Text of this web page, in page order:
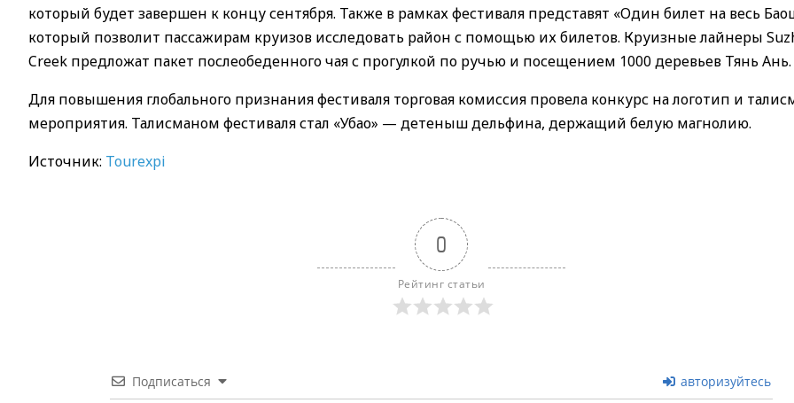
который будет завершен к концу сентября. Также в рамках фестиваля представят «Один билет на весь
который позволит пассажирам круизов исследовать район с помощью их билетов. Круизные лайнеры
Creek предложат пакет послеобеденного чая с прогулкой по ручью и посещением 1000 деревьев Тянь Ань.
Для повышения глобального признания фестиваля торговая комиссия провела конкурс на логотип и
мероприятия. Талисманом фестиваля стал «Убао» — детеныш дельфина, держащий белую магнолию.
Источник: Tourexpi
0
Рейтинг статьи
Подписаться авторизуйтесь